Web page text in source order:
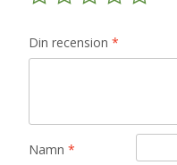
Din recension *
Namn *